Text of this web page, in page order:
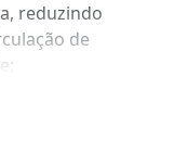
reduzindo
de